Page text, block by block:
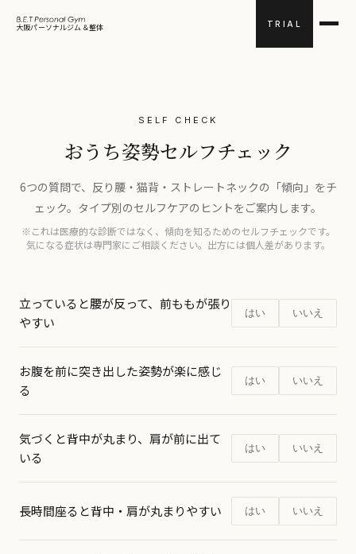
大阪パーソナルジム＆整体 TRIAL
SELF CHECK
おうち姿勢セルフチェック
6つの質問で、反り腰・猫背・ストレートネックの「傾向」をチ
ェック。タイプ別のセルフケアのヒントをご案内します。
※これは医療的な診断ではなく、傾向を知るためのセルフチェックです。
気になる症状は専門家にご相談ください。出方には個人差があります。
立っていると腰が反って、前ももが張り
やすい
はい いいえ
お腹を前に突き出した姿勢が楽に感じ
る
はい いいえ
気づくと背中が丸まり、肩が前に出て
いる
はい いいえ
長時間座ると背中・肩が丸まりやすい はい いいえ